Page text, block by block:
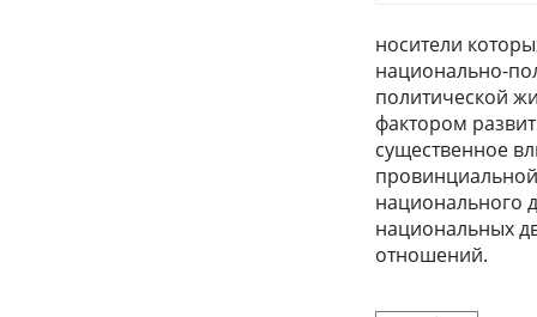
носители
национально-
политической
фактором
существенное
национального
национальных
отношений.